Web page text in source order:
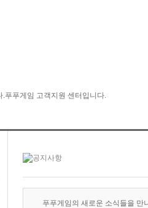
푸푸게임의 새로운 소식들을 만